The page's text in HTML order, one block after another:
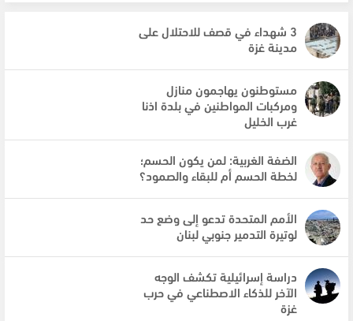
3 شهداء في قصف للاحتلال على
مدينة غزة
مستوطنون يهاجمون منازل
ومركبات المواطنين في بلدة اذنا
غرب الخليل
الضفة الغربية: لمن يكون الحسم؛
لخطة الحسم أم للبقاء والصمود؟
الأمم المتحدة تدعو إلى وضع حد
لوتيرة التدمير جنوبي لبنان
دراسة إسرائيلية تكشف الوجه
الآخر للذكاء الاصطناعي في حرب
غزة